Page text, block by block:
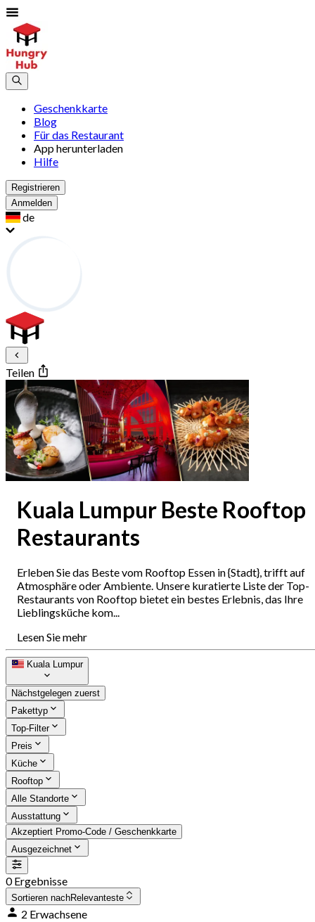
Geschenkkarte
Blog
Für das Restaurant
App herunterladen
Hilfe
Registrieren
Anmelden
de
Teilen
Kuala Lumpur Beste Rooftop
Restaurants
Erleben Sie das Beste vom Rooftop Essen in {Stadt}, trifft auf
Atmosphäre oder Ambiente. Unsere kuratierte Liste der Top-
Restaurants von Rooftop bietet ein bestes Erlebnis, das Ihre
Lieblingsküche kom...
Lesen Sie mehr
Kuala Lumpur
Nächstgelegen zuerst
Pakettyp
Top-Filter
Preis
Küche
Rooftop
Alle Standorte
Ausstattung
Akzeptiert Promo-Code / Geschenkkarte
Ausgezeichnet
0 Ergebnisse
Sortieren nachRelevanteste
2 Erwachsene